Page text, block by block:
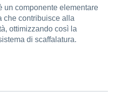
un componente elementare
che contribuisce alla
ottimizzando così la
di scaffalatura.